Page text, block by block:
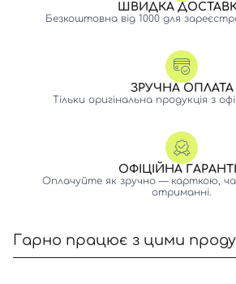
ШВИДКА
Безкоштовна від 1000 для
ЗРУЧНА ОПЛАТА
Тільки оригінальна продукція з
ОФІЦІЙНА
Оплачуйте як зручно — карткою,
отриманні.
Гарно працює з цими